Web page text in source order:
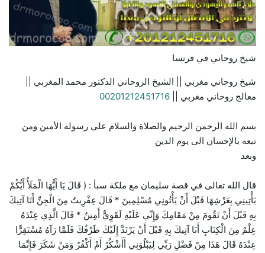
شيخ روحاني في فرنسا
شيخ روحاني مغربي || الشيخ الروحاني الدكتور محمد المغربي ||
معالج روحاني مغربي || 00201212451716
بسم الله الرحمن الرحيم والصلاة والسلام على رسوله الأمين ومن
تبعه بالإحسان الى يوم الدين
وبعد
قال الله تعالى في قصة سليمان مع ملكة سبأ : ( قَالَ يَا أَيُّهَا الْمَلَأُ أَيُّكُمْ
يَأْتِينِي بِعَرْشِهَا قَبْلَ أَنْ يَأْتُونِي مُسْلِمِينَ * قَالَ عِفْرِيتٌ مِنَ الْجِنِّ أَنَا آتِيكَ
بِهِ قَبْلَ أَنْ تَقُومَ مِنْ مَقَامِكَ وَإِنِّي عَلَيْهِ لَقَوِيٌّ أَمِينٌ * قَالَ الَّذِي عِنْدَهُ
عِلْمٌ مِنَ الْكِتَابِ أَنَا آتِيكَ بِهِ قَبْلَ أَنْ يَرْتَدَّ إِلَيْكَ طَرْفُكَ فَلَمَّا رَآهُ مُسْتَقِرًّا
عِنْدَهُ قَالَ هَذَا مِنْ فَضْلِ رَبِّي لِيَبْلُوَنِي أَأَشْكُرُ أَمْ أَكْفُرُ وَمَنْ شَكَرَ فَإِنَّمَا